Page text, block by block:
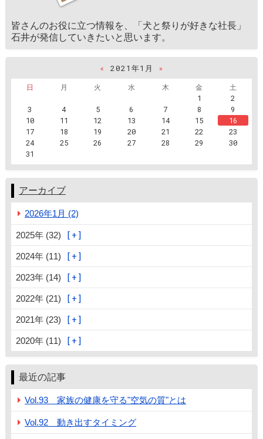
皆さんのお役に立つ情報を、「犬と祭りが好きな社長」
石井が発信していきたいと思います。
« 2021年1月
»
日
月 火 水 木 金
土
1
2
3
4 5 6 7 8
9
10
11 12 13 14 15
16
17
18 19 20 21 22
23
24
25 26 27 28 29
30
31
アーカイブ
2026年1月 (2)
2025年 (32)
2024年 (11)
2023年 (14)
2022年 (21)
2021年 (23)
2020年 (11)
最近の記事
Vol.93 家族の健康を守る"空気の質"とは
Vol.92 動き出すタイミング